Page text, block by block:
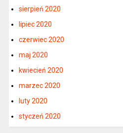
sierpień 2020
lipiec 2020
czerwiec 2020
maj 2020
kwiecień 2020
marzec 2020
luty 2020
styczeń 2020